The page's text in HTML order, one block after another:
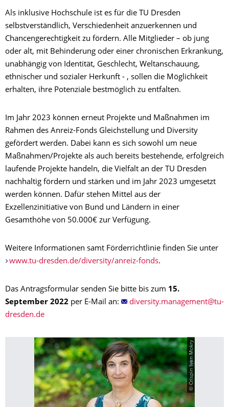
Als inklusive Hochschule ist es für die TU Dresden
selbstverständlich, Verschiedenheit anzuerkennen und
Chancengerechtigkeit zu fördern. Alle Mitglieder – ob jung
oder alt, mit Behinderung oder einer chronischen Erkrankung,
unabhängig von Identität, Geschlecht, Weltanschauung,
ethnischer und sozialer Herkunft - , sollen die Möglichkeit
erhalten, ihre Potenziale bestmöglich zu entfalten.
Im Jahr 2023 können erneut Projekte und Maßnahmen im
Rahmen des Anreiz-Fonds Gleichstellung und Diversity
gefördert werden. Dabei kann es sich sowohl um neue
Maßnahmen/Projekte als auch bereits bestehende, erfolgreich
laufende Projekte handeln, die Vielfalt an der TU Dresden
nachhaltig fördern und stärken und im Jahr 2023 umgesetzt
werden können. Dafür stehen Mittel aus der
Exzellenzinitiative von Bund und Ländern in einer
Gesamthöhe von 50.000€ zur Verfügung.
Weitere Informationen samt Förderrichtlinie finden Sie unter
www.tu-dresden.de/diversity/anreiz-fonds.
Das Antragsformular senden Sie bitte bis zum 15.
September 2022 per E-Mail an:
© Crispin Iven Mokry